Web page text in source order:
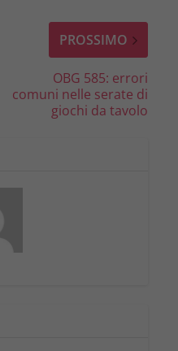
PROSSIMO
OBG 585: errori
comuni nelle serate di
giochi da tavolo